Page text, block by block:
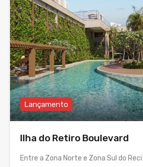
Lançamento
Ilha do Retiro Boulevard
Entre a Zona Norte e Zona Sul do